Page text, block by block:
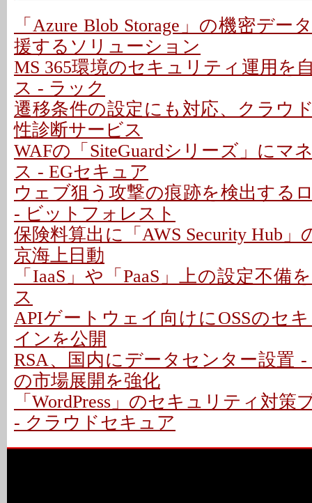
「Azure Blob Storage」の機密デー
援するソリューション
MS 365環境のセキュリティ運用を
ス - ラック
遷移条件の設定にも対応、クラウ
性診断サービス
WAFの「SiteGuardシリーズ」にマ
ス - EGセキュア
ウェブ狙う攻撃の痕跡を検出する
- ビットフォレスト
保険料算出に「AWS Security Hub」
京海上日動
「IaaS」や「PaaS」上の設定不備
ス
APIゲートウェイ向けにOSSのセ
インを公開
RSA、国内にデータセンター設置
の市場展開を強化
「WordPress」のセキュリティ対策
- クラウドセキュア